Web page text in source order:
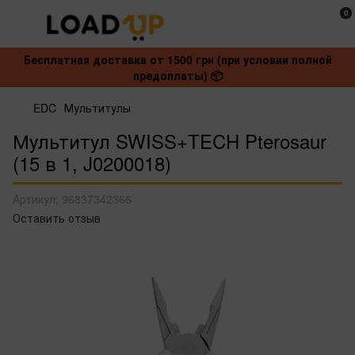
0
Бесплатная доставка от 1500 грн (при условии полной
предоплаты) 📦
EDC Мультитулы
Мультитул SWISS+TECH Pterosaur
(15 в 1, J0200018)
Артикул: 96837342366
Оставить отзыв